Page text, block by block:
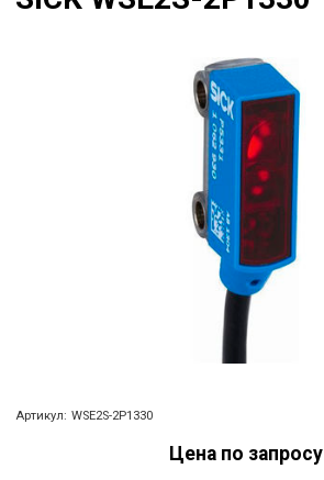
Артикул: WSE2S-2P1330
Цена по запросу